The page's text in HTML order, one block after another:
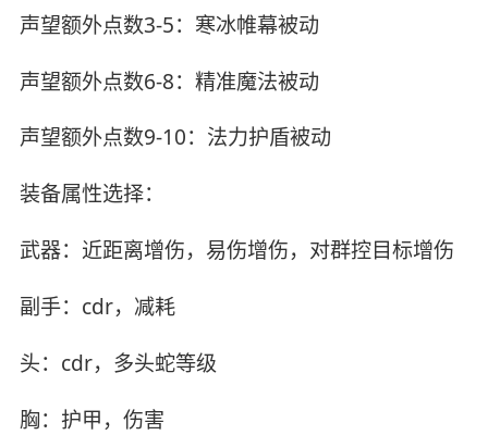
声望额外点数3-5：寒冰帷幕被动
声望额外点数6-8：精准魔法被动
声望额外点数9-10：法力护盾被动
装备属性选择：
武器：近距离增伤，易伤增伤，对群控目标增伤
副手：cdr，减耗
头：cdr，多头蛇等级
胸：护甲，伤害